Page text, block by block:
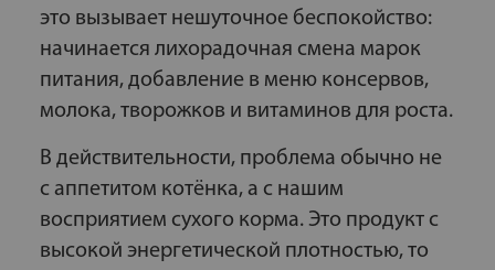
это вызывает нешуточное беспокойство:
начинается лихорадочная смена марок
питания, добавление в меню консервов,
молока, творожков и витаминов для роста.
В действительности, проблема обычно не
с аппетитом котёнка, а с нашим
восприятием сухого корма. Это продукт с
высокой энергетической плотностью, то